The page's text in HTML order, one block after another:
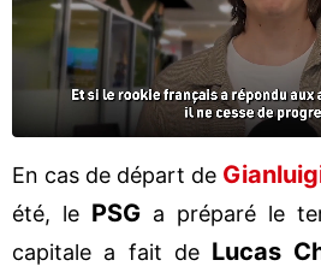
En cas de départ de
été, le PSG a préparé le
capitale a fait de Lucas